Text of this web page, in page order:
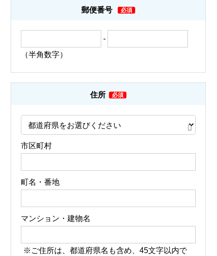
郵便番号
-
（半角数字）
住所
市区町村
町名・番地
マンション・建物名
※ご住所は、都道府県名も含め、45文字以内で